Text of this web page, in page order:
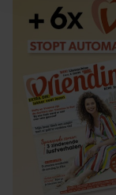
en om ons
informatie over
partners voor
partners kunnen
informatie die u
verzameld op
gaat akkoord
gebruiken.